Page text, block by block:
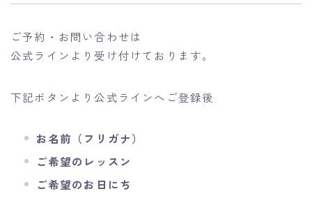
ご予約・お問い合わせは
公式ラインより受け付けております。
下記ボタンより公式ラインへご登録後
お名前（フリガナ）
ご希望のレッスン
ご希望のお日にち